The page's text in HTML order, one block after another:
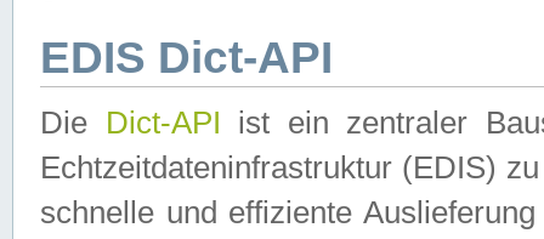
EDIS Dict-API
Die Dict-API ist ein zentraler
Echtzeitdateninfrastruktur (EDIS)
schnelle und effiziente